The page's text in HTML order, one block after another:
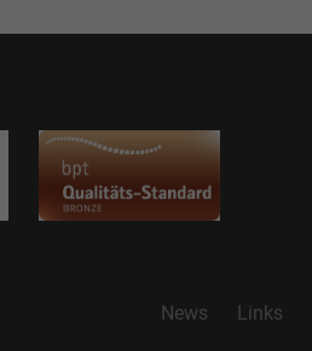
News Links